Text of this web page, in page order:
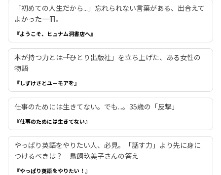
「初めての人生だから...」忘れられない言葉がある、出合えて
よかった一冊。
『ようこそ、ヒュナム洞書店へ』
本が持つ力とは――「ひとり出版社」を立ち上げた、ある女性の
物語
『しずけさとユーモアを』
仕事のためには生きてない。でも...。35歳の「反撃」
『仕事のためには生きてない』
やっぱり英語をやりたい人、必見。「話す力」より先に身に
つけるべきは？ 鳥飼玖美子さんの答え
『やっぱり英語をやりたい！』